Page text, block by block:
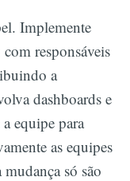
Implemente
responsáveis
a
dashboards e
equipe para
as equipes
só são